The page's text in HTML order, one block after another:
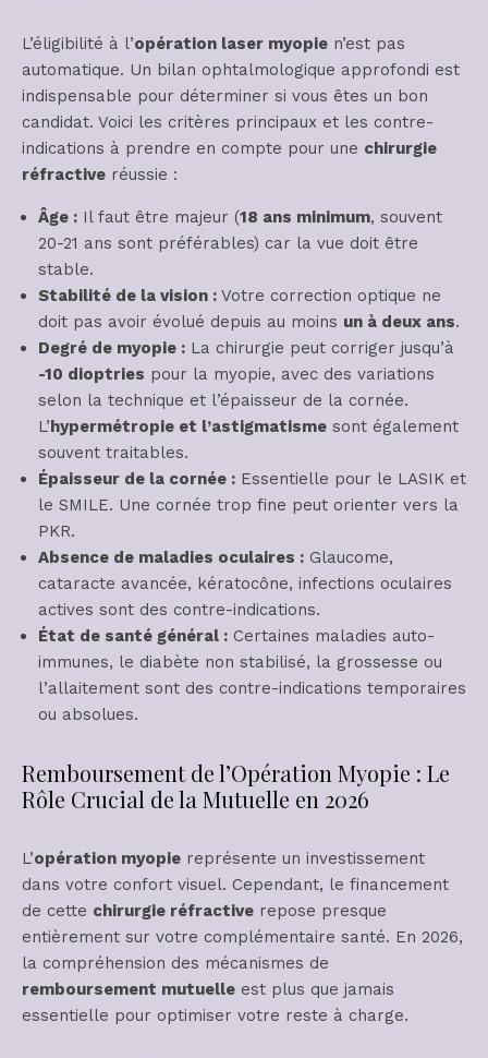
L’éligibilité à l’opération laser myopie n’est pas
automatique. Un bilan ophtalmologique approfondi est
indispensable pour déterminer si vous êtes un bon
candidat. Voici les critères principaux et les contre-
indications à prendre en compte pour une chirurgie
réfractive réussie :
Âge : Il faut être majeur (18 ans minimum, souvent
20-21 ans sont préférables) car la vue doit être
stable.
Stabilité de la vision : Votre correction optique ne
doit pas avoir évolué depuis au moins un à deux ans.
Degré de myopie : La chirurgie peut corriger jusqu’à
-10 dioptries pour la myopie, avec des variations
selon la technique et l’épaisseur de la cornée.
L’hypermétropie et l’astigmatisme sont également
souvent traitables.
Épaisseur de la cornée : Essentielle pour le LASIK et
le SMILE. Une cornée trop fine peut orienter vers la
PKR.
Absence de maladies oculaires : Glaucome,
cataracte avancée, kératocône, infections oculaires
actives sont des contre-indications.
État de santé général : Certaines maladies auto-
immunes, le diabète non stabilisé, la grossesse ou
l’allaitement sont des contre-indications temporaires
ou absolues.
Remboursement de l’Opération Myopie : Le
Rôle Crucial de la Mutuelle en 2026
L’opération myopie représente un investissement
dans votre confort visuel. Cependant, le financement
de cette chirurgie réfractive repose presque
entièrement sur votre complémentaire santé. En 2026,
la compréhension des mécanismes de
remboursement mutuelle est plus que jamais
essentielle pour optimiser votre reste à charge.